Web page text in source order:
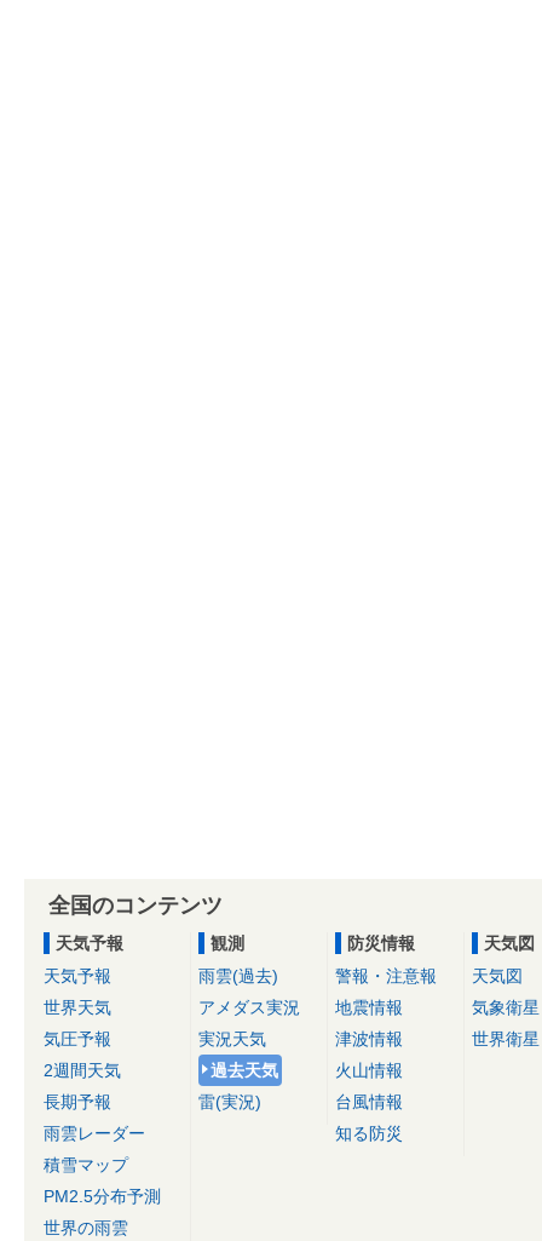
全国のコンテンツ
天気予報
天気予報
世界天気
気圧予報
2週間天気
長期予報
雨雲レーダー
積雪マップ
PM2.5分布予測
世界の雨雲
観測
雨雲(過去)
アメダス実況
実況天気
過去天気
雷(実況)
防災情報
警報・注意報
地震情報
津波情報
火山情報
台風情報
知る防災
天気図
天気図
気象衛星
世界衛星